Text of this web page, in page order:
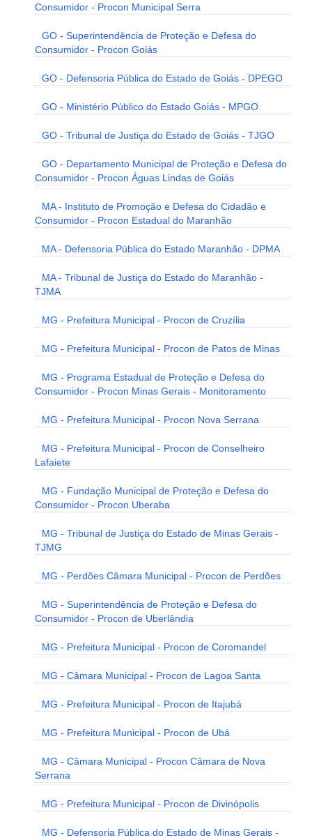
Consumidor - Procon Municipal Serra
GO - Superintendência de Proteção e Defesa do
Consumidor - Procon Goiás
GO - Defensoria Pública do Estado de Goiás - DPEGO
GO - Ministério Público do Estado Goiás - MPGO
GO - Tribunal de Justiça do Estado de Goiás - TJGO
GO - Departamento Municipal de Proteção e Defesa do
Consumidor - Procon Águas Lindas de Goiás
MA - Instituto de Promoção e Defesa do Cidadão e
Consumidor - Procon Estadual do Maranhão
MA - Defensoria Pública do Estado Maranhão - DPMA
MA - Tribunal de Justiça do Estado do Maranhão -
TJMA
MG - Prefeitura Municipal - Procon de Cruzília
MG - Prefeitura Municipal - Procon de Patos de Minas
MG - Programa Estadual de Proteção e Defesa do
Consumidor - Procon Minas Gerais - Monitoramento
MG - Prefeitura Municipal - Procon Nova Serrana
MG - Prefeitura Municipal - Procon de Conselheiro
Lafaiete
MG - Fundação Municipal de Proteção e Defesa do
Consumidor - Procon Uberaba
MG - Tribunal de Justiça do Estado de Minas Gerais -
TJMG
MG - Perdões Câmara Municipal - Procon de Perdões
MG - Superintendência de Proteção e Defesa do
Consumidor - Procon de Uberlândia
MG - Prefeitura Municipal - Procon de Coromandel
MG - Câmara Municipal - Procon de Lagoa Santa
MG - Prefeitura Municipal - Procon de Itajubá
MG - Prefeitura Municipal - Procon de Ubá
MG - Câmara Municipal - Procon Câmara de Nova
Serrana
MG - Prefeitura Municipal - Procon de Divinópolis
MG - Defensoria Pública do Estado de Minas Gerais -